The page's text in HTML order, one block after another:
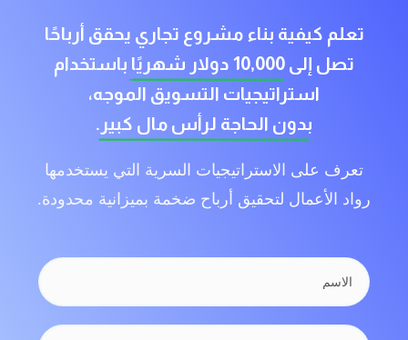
تعلم كيفية بناء مشروع تجاري يحقق أرباحًا
تصل إلى 10,000 دولار شهريًا
باستخدام
استراتيجيات التسويق الموجه،
بدون الحاجة لرأس مال كبير.
تعرف على الاستراتيجيات السرية التي يستخدمها
رواد الأعمال لتحقيق أرباح ضخمة بميزانية محدودة.